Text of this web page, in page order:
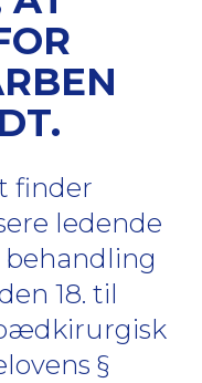
finder
ledende
18. til
§